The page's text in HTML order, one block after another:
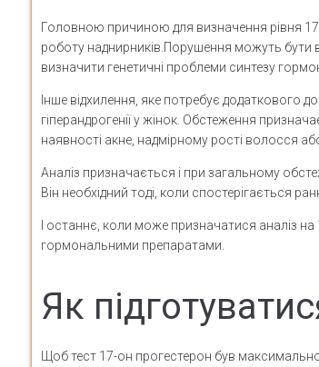
Головною причиною для визначення рівня
роботу наднирників.Порушення можуть
визначити генетичні проблеми синтезу
Інше відхилення, яке потребує додаткового
гіперандрогенії у жінок. Обстеження
наявності акне, надмірному рості волосся
Аналіз призначається і при загальному
Він необхідний тоді, коли спостерігається
І останнє, коли може призначатися аналіз
гормональними препаратами.
Як
Щоб тест 17-он прогестерон був